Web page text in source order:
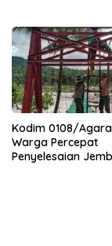
Kodim 0108/
Warga Percepat
Penyelesaian